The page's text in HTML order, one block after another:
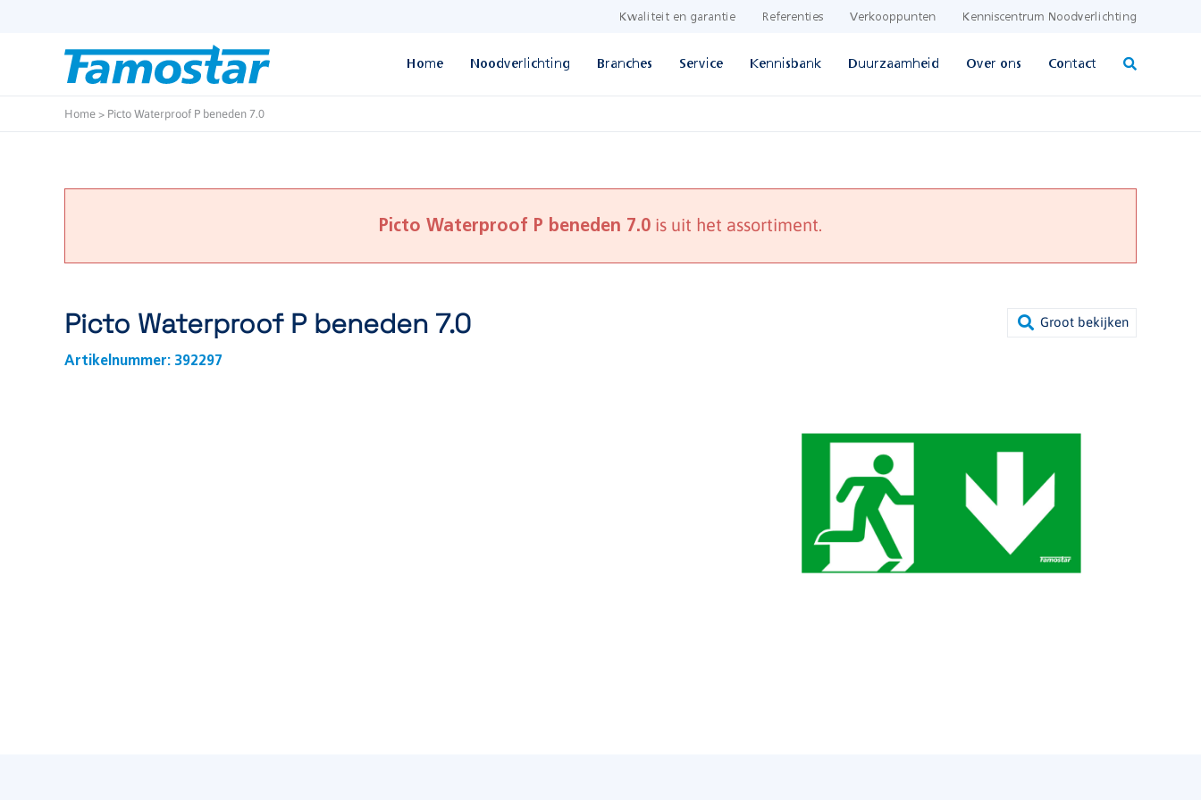
Kwaliteit en garantie Referenties Verkooppunten Kenniscentrum Noodverlichting
Home Noodverlichting Branches Service Kennisbank Duurzaamheid Over ons Contact
Home > Picto Waterproof P beneden 7.0
Picto Waterproof P beneden 7.0 is uit het assortiment.
Picto Waterproof P beneden 7.0
Artikelnummer: 392297